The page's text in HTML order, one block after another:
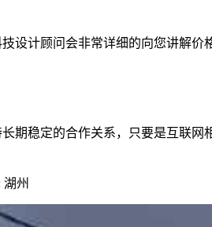
设计顾问会非常详细的向您讲解
期稳定的合作关系，只要是互联
湖州